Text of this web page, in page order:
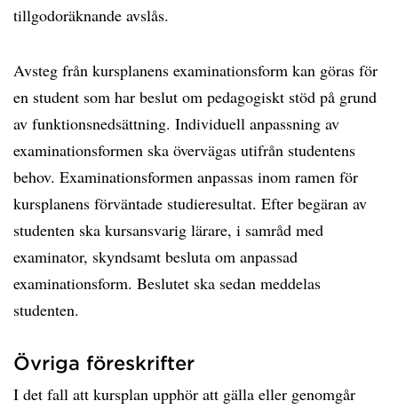
tillgodoräknande avslås.
Avsteg från kursplanens examinationsform kan göras för
en student som har beslut om pedagogiskt stöd på grund
av funktionsnedsättning. Individuell anpassning av
examinationsformen ska övervägas utifrån studentens
behov. Examinationsformen anpassas inom ramen för
kursplanens förväntade studieresultat. Efter begäran av
studenten ska kursansvarig lärare, i samråd med
examinator, skyndsamt besluta om anpassad
examinationsform. Beslutet ska sedan meddelas
studenten.
Övriga föreskrifter
I det fall att kursplan upphör att gälla eller genomgår